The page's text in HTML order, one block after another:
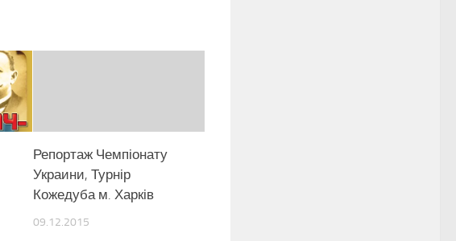
Репортаж Чемпіонату
Украини, Турнір
Кожедуба м. Харків
09.12.2015